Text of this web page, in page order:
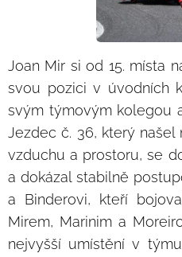
Joan Mir si od 15. místa
svou pozici v úvodních
svým týmovým kolegou
Jezdec č. 36, který
vzduchu a prostoru, se
a dokázal stabilně
a Binderovi, kteří
Mirem, Marinim a
nejvyšší umístění v